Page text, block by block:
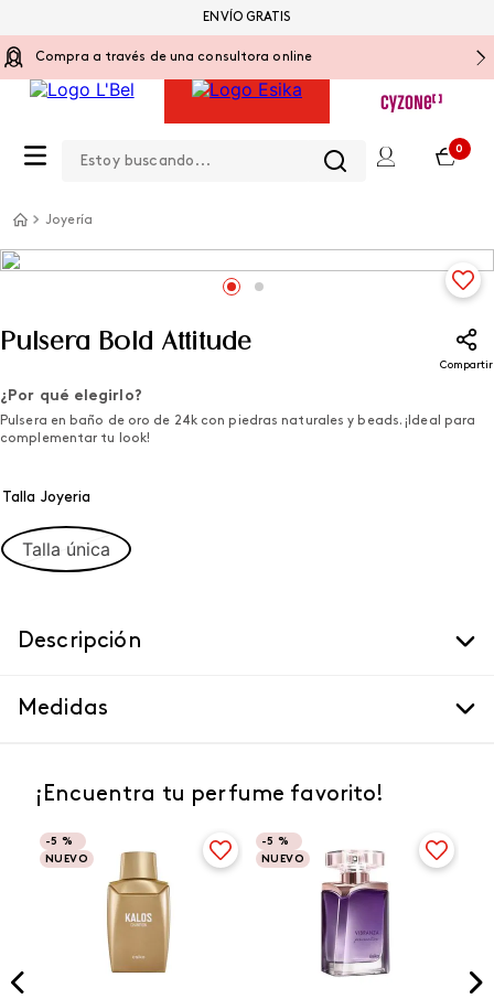
Compra a través de una consultora online
0
ENVÍO GRATIS
Joyería
Pulsera Bold Attitude
Compartir
¿Por qué elegirlo?
Pulsera en baño de oro de 24k con piedras naturales y beads. ¡Ideal para
complementar tu look!
Talla Joyeria
Talla única
Descripción
Medidas
¡Encuentra tu perfume favorito!
-5 %
NUEVO
-5 %
NUEVO